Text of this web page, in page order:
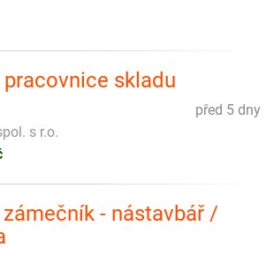
skladu
před 5 dny
s r.o.
- nástavbář /